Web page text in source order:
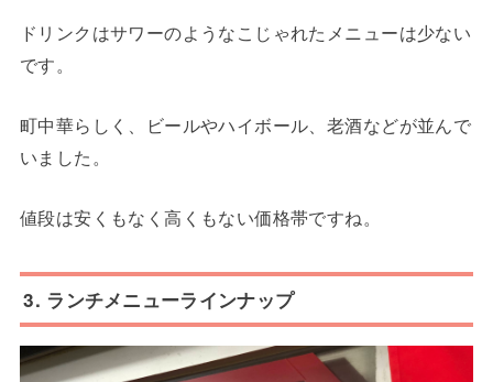
ドリンクはサワーのようなこじゃれたメニューは少ない
です。
町中華らしく、ビールやハイボール、老酒などが並んで
いました。
値段は安くもなく高くもない価格帯ですね。
3. ランチメニューラインナップ